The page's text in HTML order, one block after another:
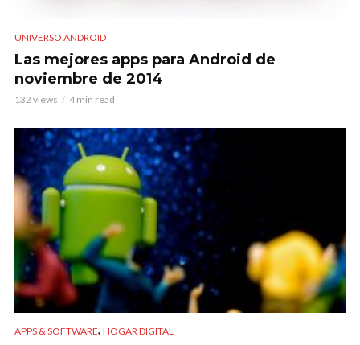
UNIVERSO ANDROID
Las mejores apps para Android de
noviembre de 2014
132 views 4 min read
APPS & SOFTWARE, HOGAR DIGITAL